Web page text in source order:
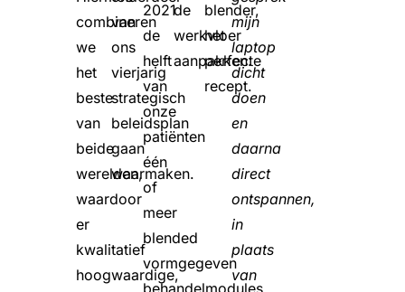
combineren
we
het
beste
van
beide
werelden,
waardoor
er
kwalitatief
hoogwaardige,
van
ons
vierjarig
strategisch
beleidsplan
gaan
waarmaken.
2021
de
helft
van
onze
patiënten
één
of
meer
blended
vormgegeven
de
werkvloer
aanpakken.
blender,
het
perfecte
recept.
mijn
laptop
dicht
doen
en
daarna
direct
ontspannen,
in
plaats
van